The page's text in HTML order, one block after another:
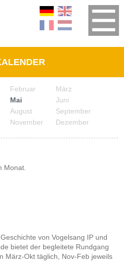
Februar
März
Mai
Juni
August
September
November Dezember
Monat.
von Vogelsang IP und
bietet der begleitete Rundgang
März-Okt täglich, Nov-Feb jeweils